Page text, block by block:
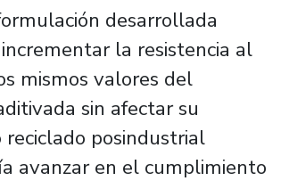
desarrollada
la resistencia al
mismos valores del
sin afectar su
posindustrial
avanzar en el cumplimiento